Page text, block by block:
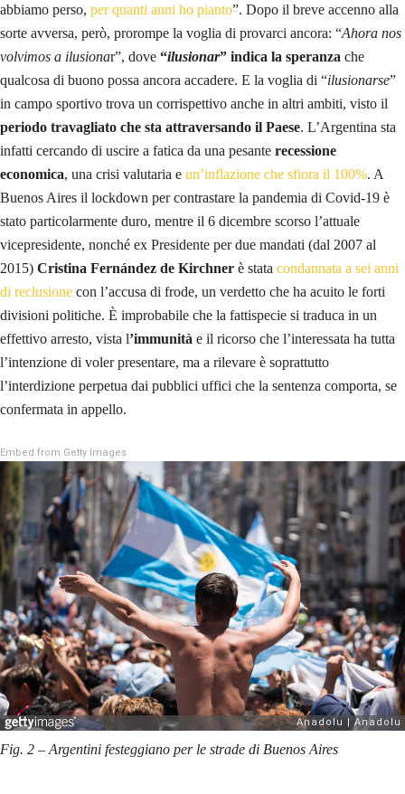
abbiamo perso, per quanti anni ho pianto”. Dopo il breve accenno alla
sorte avversa, però, prorompe la voglia di provarci ancora: “Ahora nos
volvimos a ilusionar”, dove “ilusionar” indica la speranza che
qualcosa di buono possa ancora accadere. E la voglia di “ilusionarse”
in campo sportivo trova un corrispettivo anche in altri ambiti, visto il
periodo travagliato che sta attraversando il Paese. L’Argentina sta
infatti cercando di uscire a fatica da una pesante recessione
economica, una crisi valutaria e un’inflazione che sfiora il 100%. A
Buenos Aires il lockdown per contrastare la pandemia di Covid-19 è
stato particolarmente duro, mentre il 6 dicembre scorso l’attuale
vicepresidente, nonché ex Presidente per due mandati (dal 2007 al
2015) Cristina Fernández de Kirchner è stata condannata a sei anni
di reclusione con l’accusa di frode, un verdetto che ha acuito le forti
divisioni politiche. È improbabile che la fattispecie si traduca in un
effettivo arresto, vista l’immunità e il ricorso che l’interessata ha tutta
l’intenzione di voler presentare, ma a rilevare è soprattutto
l’interdizione perpetua dai pubblici uffici che la sentenza comporta, se
confermata in appello.
Embed from Getty Images
Fig. 2 – Argentini festeggiano per le strade di Buenos Aires